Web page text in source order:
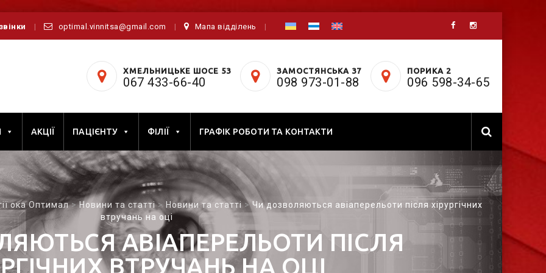
optimal.vinnitsa@gmail.com Мапа відділень
ХМЕЛЬНИЦЬКЕ ШОСЕ 53
067 433-66-40
ЗАМОСТЯНСЬКА 37
098 973-01-88
ПОРИКА 2
096 598-34-65
АКЦІЇ ПАЦІЄНТУ ФІЛІЇ ГРАФІК РОБОТИ ТА КОНТАКТИ
ока Оптимал>Новини та статті> Новини та статті>Чи дозволяються авіаперельоти після хірургічних
втручань на оці
АВІАПЕРЕЛЬОТИ ПІСЛЯ
ВТРУЧАНЬ НА ОЦІ